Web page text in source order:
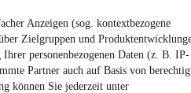
Anzeigen (sog. kontextbezogene
Zielgruppen und
personenbezogenen Daten (z. B. IP-
Partner auch auf Basis von
können Sie jederzeit unter